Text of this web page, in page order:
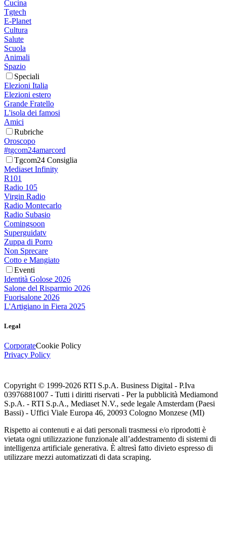
Cucina
Tgtech
E-Planet
Cultura
Salute
Scuola
Animali
Spazio
Speciali
Elezioni Italia
Elezioni estero
Grande Fratello
L'isola dei famosi
Amici
Rubriche
Oroscopo
#tgcom24amarcord
Tgcom24 Consiglia
Mediaset Infinity
R101
Radio 105
Virgin Radio
Radio Montecarlo
Radio Subasio
Comingsoon
Superguidatv
Zuppa di Porro
Non Sprecare
Cotto e Mangiato
Eventi
Identità Golose 2026
Salone del Risparmio 2026
Fuorisalone 2026
L'Artigiano in Fiera 2025
Legal
CorporateCookie Policy
Privacy Policy
Copyright © 1999-2026 RTI S.p.A. Business Digital - P.Iva
03976881007 - Tutti i diritti riservati - Per la pubblicità Mediamond
S.p.A. - RTI S.p.A., Mediaset N.V., sede legale Amsterdam (Paesi
Bassi) - Uffici Viale Europa 46, 20093 Cologno Monzese (MI)
Rispetto ai contenuti e ai dati personali trasmessi e/o riprodotti è
vietata ogni utilizzazione funzionale all’addestramento di sistemi di
intelligenza artificiale generativa. È altresì fatto divieto espresso di
utilizzare mezzi automatizzati di data scraping.